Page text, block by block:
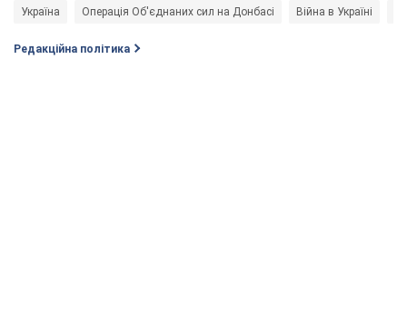
Україна Операція Об'єднаних сил на Донбасі Війна в Україні
Редакційна політика